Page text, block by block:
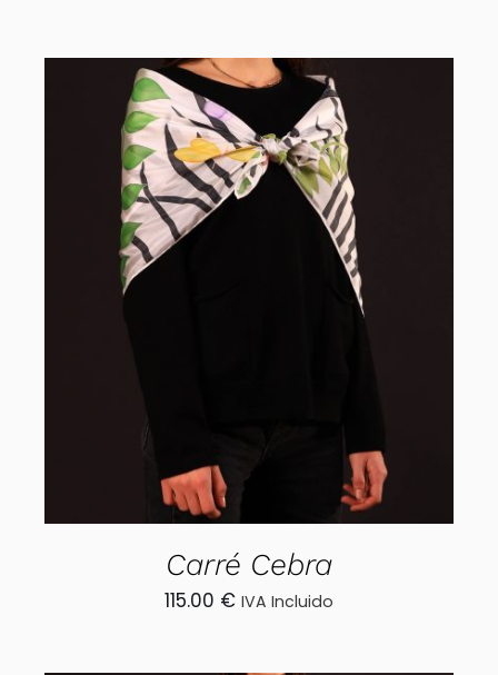
AÑADIR AL CARRITO DETALLES
Carré Cebra
115.00 € IVA Incluido